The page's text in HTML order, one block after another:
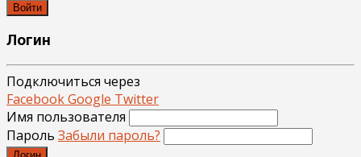
Войти
Логин
Подключиться через
FacebookGoogle Twitter
Имя пользователя
Пароль Забыли пароль?